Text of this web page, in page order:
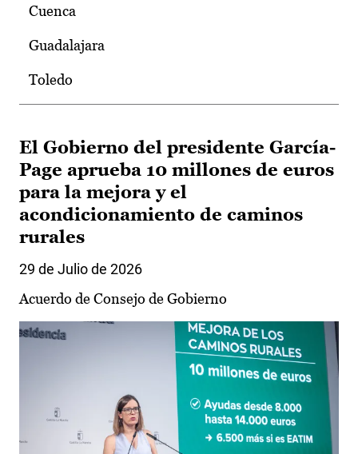
Cuenca
Guadalajara
Toledo
El Gobierno del presidente García-
Page aprueba 10 millones de euros
para la mejora y el
acondicionamiento de caminos
rurales
29 de Julio de 2026
Acuerdo de Consejo de Gobierno